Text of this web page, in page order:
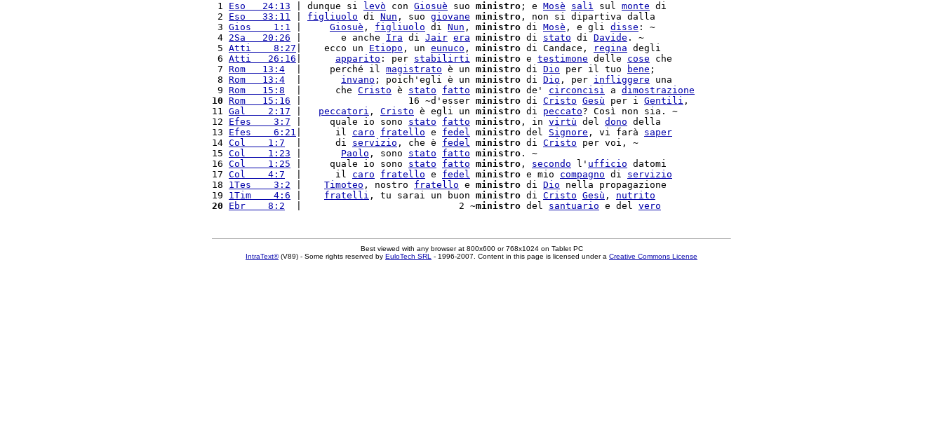
1 Eso   24:13 | dunque si levò con Giosuè suo ministro ; e Mosè salì sul monte di
2 Eso   33:11 figliuolo di Nun , suo giovane ministro , non si dipartiva dalla
3 Gios    1:1 Giosuè , figliuolo di Nun , ministro di Mosè , e gli disse : ~
4 2Sa   20:26 |       e anche Ira di Jair era ministro di stato di Davide . ~
5 Atti    8:27 |    ecco un Etiopo , un eunuco , ministro di Candace, regina degli
6 Atti   26:16 apparito : per stabilirti ministro e testimone delle cose che
7 Rom   13:4
  |     perché il
magistrato è un ministro di Dio per il tuo bene ;
8 Rom   13:4 invano ; poich'egli è un ministro di Dio , per infliggere una
9 Rom   15:8
  |      che
Cristo è stato fatto ministro de' circoncisi a dimostrazione
10 Rom   15:16 |                   16 ~d'esser ministro di Cristo Gesù per i Gentili ,
11 Gal    2:17 peccatori , Cristo è egli un ministro di peccato? Così non sia. ~
12 Efes    3:7 |     quale io sono stato fatto ministro , in virtù del dono della
13 Efes    6:21 |      il caro fratello e fedel ministro del Signore , vi farà saper
14 Col    1:7
  |      di
servizio , che è fedel ministro di Cristo per voi, ~
15 Col    1:23 Paolo , sono stato fatto ministro . ~
16 Col    1:25 |     quale io sono stato fatto ministro , secondo l' ufficio datomi
17 Col    4:7
  |      il
caro fratello e fedel ministro e mio compagno di servizio
18 1Tes    3:2 Timoteo , nostro fratello e ministro di Dio nella propagazione
19 1Tim    4:6 fratelli , tu sarai un buon ministro di Cristo Gesù , nutrito
20
Ebr    8:2
  |                            2 ~
ministro del santuario e del vero
Best viewed with any browser at 800x600 or 768x1024 on Tablet PC
IntraText®(V89) - Some rights reserved by EuloTech SRL - 1996-2007. Content in this page is licensed under a Creative Commons License